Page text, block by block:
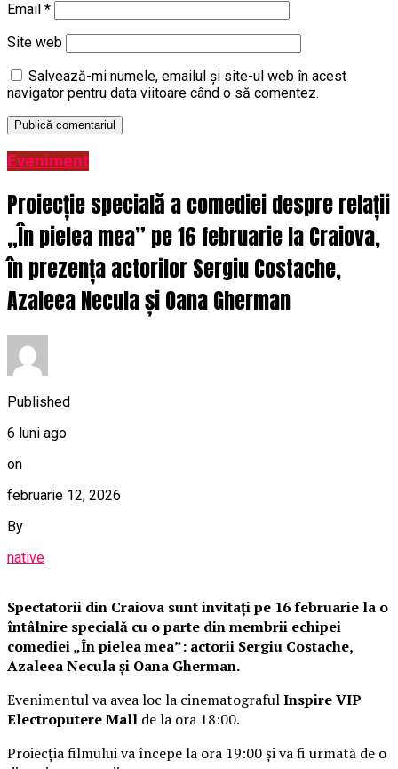
Email *
Site web
Salvează-mi numele, emailul și site-ul web în acest
navigator pentru data viitoare când o să comentez.
Eveniment
Proiecție specială a comediei despre relații
„În pielea mea” pe 16 februarie la Craiova,
în prezența actorilor Sergiu Costache,
Azaleea Necula și Oana Gherman
Published
6 luni ago
on
februarie 12, 2026
By
native
Spectatorii din Craiova sunt invitați pe 16 februarie la o
întâlnire specială cu o parte din membrii echipei
comediei „În pielea mea”: actorii Sergiu Costache,
Azaleea Necula și Oana Gherman.
Evenimentul va avea loc la cinematografulInspire VIP
Electroputere Mall de la ora 18:00.
Proiecția filmului va începe la ora 19:00 și va fi urmată de o